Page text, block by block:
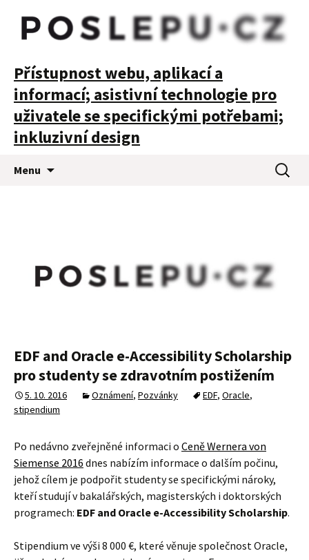
POSLEPU
Přístupnost webu, aplikací a
informací; asistivní technologie pro
uživatele se specifickými potřebami;
inkluzivní design
Menu
EDF and Oracle e-Accessibility Scholarship
pro studenty se zdravotním postižením
5. 10. 2016 Oznámení, Pozvánky EDF, Oracle,
stipendium
Po nedávno zveřejněné informaci o Ceně Wernera von
Siemense 2016 dnes nabízím informace o dalším počinu,
jehož cílem je podpořit studenty se specifickými nároky,
kteří studují v bakalářských, magisterských i doktorských
programech: EDF and Oracle e-Accessibility Scholarship.
Stipendium ve výši 8 000 €, které věnuje společnost Oracle,